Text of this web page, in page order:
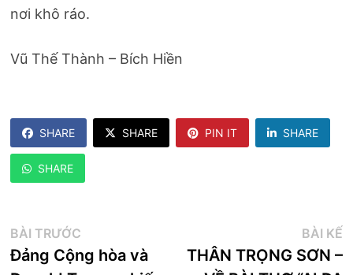
nơi khô ráo.
Vũ Thế Thành – Bích Hiền
SHARE SHARE PIN IT SHARE
SHARE
Điều
hướng
BÀI TRƯỚC
trước:
Đảng Cộng hòa và
BÀI KẾ
THÂN TRỌNG SƠN –